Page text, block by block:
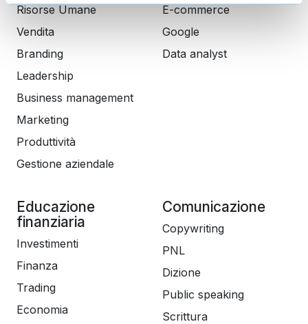
Risorse Umane
Vendita
Branding
Leadership
Business management
Marketing
Produttività
Gestione aziendale
E-commerce
Google
Data analyst
Educazione
finanziaria
Investimenti
Finanza
Trading
Economia
Comunicazione
Copywriting
PNL
Dizione
Public speaking
Scrittura